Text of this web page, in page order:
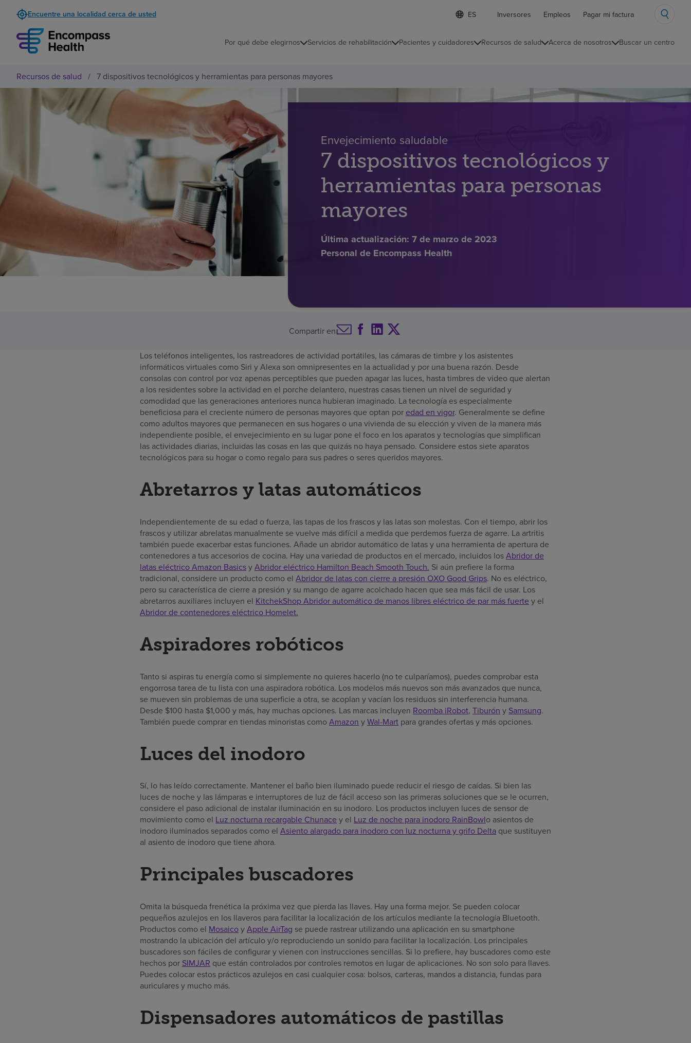
Encuentre una localidad cerca de usted
Lista
de
contraída
d
o
m
a
d
Inversores Empleos Pagar mi factura
Por qué debe elegirnos Servicios de rehabilitación Pacientes y cuidadores Recursos de salud Acerca de nosotros Buscar un centro
Recursos de salud / 7 dispositivos tecnológicos y herramientas para personas mayores
Envejecimiento saludable
7 dispositivos tecnológicos y
herramientas para personas
mayores
Última actualización: 7 de marzo de 2023
Personal de Encompass Health
Compartir en
Los teléfonos inteligentes, los rastreadores de actividad portátiles, las cámaras de timbre y los asistentes
informáticos virtuales como Siri y Alexa son omnipresentes en la actualidad y por una buena razón. Desde
consolas con control por voz apenas perceptibles que pueden apagar las luces, hasta timbres de video que alertan
a los residentes sobre la actividad en el porche delantero, nuestras casas tienen un nivel de seguridad y
comodidad que las generaciones anteriores nunca hubieran imaginado. La tecnología es especialmente
beneficiosa para el creciente número de personas mayores que optan por edad en vigor. Generalmente se define
como adultos mayores que permanecen en sus hogares o una vivienda de su elección y viven de la manera más
independiente posible, el envejecimiento en su lugar pone el foco en los aparatos y tecnologías que simplifican
las actividades diarias, incluidas las cosas en las que quizás no haya pensado. Considere estos siete aparatos
tecnológicos para su hogar o como regalo para sus padres o seres queridos mayores.
Abretarros y latas automáticos
Independientemente de su edad o fuerza, las tapas de los frascos y las latas son molestas. Con el tiempo, abrir los
frascos y utilizar abrelatas manualmente se vuelve más difícil a medida que perdemos fuerza de agarre. La artritis
también puede exacerbar estas funciones. Añade un abridor automático de latas y una herramienta de apertura de
contenedores a tus accesorios de cocina. Hay una variedad de productos en el mercado, incluidos losAbridor de
latas eléctrico Amazon BasicsyAbridor eléctrico Hamilton Beach Smooth Touch. Si aún prefiere la forma
tradicional, considere un producto como el Abridor de latas con cierre a presión OXO Good Grips. No es eléctrico,
pero su característica de cierre a presión y su mango de agarre acolchado hacen que sea más fácil de usar. Los
abretarros auxiliares incluyen el KitchekShop Abridor automático de manos libres eléctrico de par más fuertey el
Abridor de contenedores eléctrico Homelet.
Aspiradores robóticos
Tanto si aspiras tu energía como si simplemente no quieres hacerlo (no te culparíamos), puedes comprobar esta
engorrosa tarea de tu lista con una aspiradora robótica. Los modelos más nuevos son más avanzados que nunca,
se mueven sin problemas de una superficie a otra, se acoplan y vacían los residuos sin interferencia humana.
Desde $100 hasta $1,000 y más, hay muchas opciones. Las marcas incluyen Roomba iRobot, Tiburón y Samsung.
También puede comprar en tiendas minoristas comoAmazon yWal-Mart para grandes ofertas y más opciones.
Luces del inodoro
Sí, lo has leído correctamente. Mantener el baño bien iluminado puede reducir el riesgo de caídas. Si bien las
luces de noche y las lámparas e interruptores de luz de fácil acceso son las primeras soluciones que se le ocurren,
considere el paso adicional de instalar iluminación en su inodoro. Los productos incluyen luces de sensor de
movimiento como el Luz nocturna recargable Chunacey el Luz de noche para inodoro RainBowlo asientos de
inodoro iluminados separados como el Asiento alargado para inodoro con luz nocturna y grifo Delta que sustituyen
al asiento de inodoro que tiene ahora.
Principales buscadores
Omita la búsqueda frenética la próxima vez que pierda las llaves. Hay una forma mejor. Se pueden colocar
pequeños azulejos en los llaveros para facilitar la localización de los artículos mediante la tecnología Bluetooth.
Productos como el MosaicoyApple AirTag se puede rastrear utilizando una aplicación en su smartphone
mostrando la ubicación del artículo y/o reproduciendo un sonido para facilitar la localización. Los principales
buscadores son fáciles de configurar y vienen con instrucciones sencillas. Si lo prefiere, hay buscadores como este
hechos por SIMJAR que están controlados por controles remotos en lugar de aplicaciones. No son solo para llaves.
Puedes colocar estos prácticos azulejos en casi cualquier cosa: bolsos, carteras, mandos a distancia, fundas para
auriculares y mucho más.
Dispensadores automáticos de pastillas